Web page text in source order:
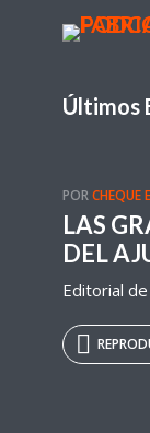
Últimos
PORCHEQUE
LAS
DEL
Editorial